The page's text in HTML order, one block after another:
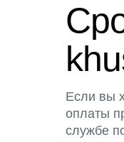
Если вы
оплаты
службе